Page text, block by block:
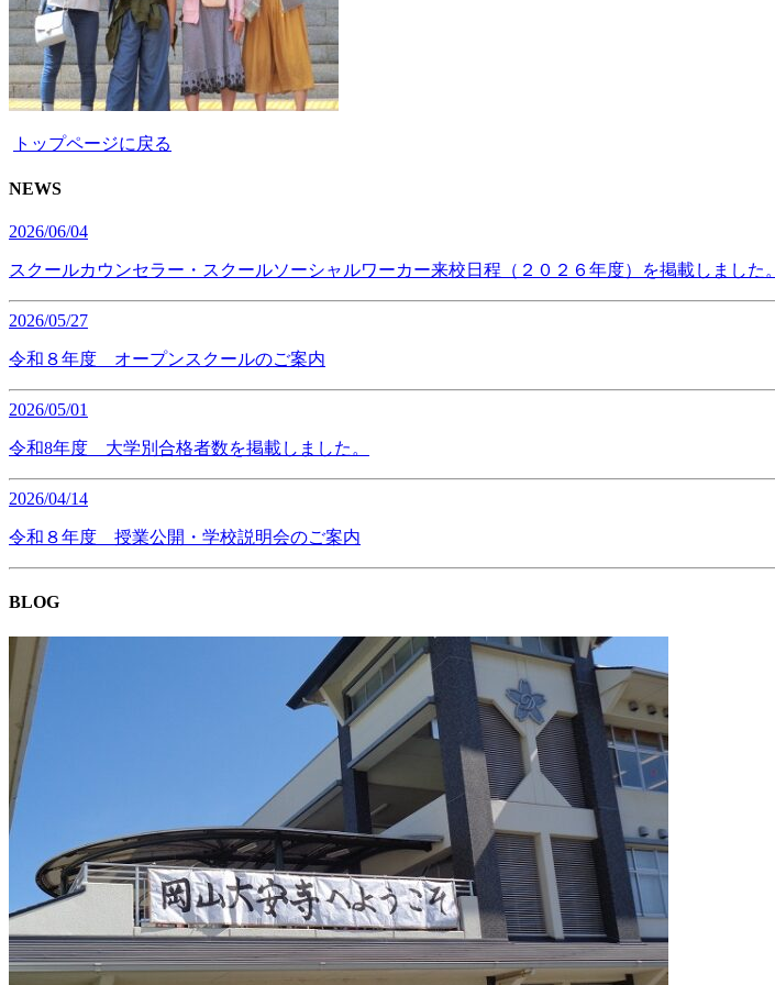
トップページに戻る
NEWS
2026/06/04
スクールカウンセラー・スクールソーシャルワーカー来校日程（２０２６年度）を掲載しました。
2026/05/27
令和８年度 オープンスクールのご案内
2026/05/01
令和8年度 大学別合格者数を掲載しました。
2026/04/14
令和８年度 授業公開・学校説明会のご案内
BLOG